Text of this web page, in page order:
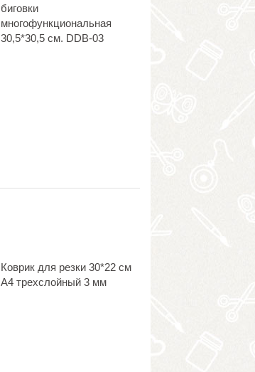
биговки
многофункциональная
30,5*30,5 см. DDB-03
Коврик для резки 30*22 см
A4 трехслойный 3 мм